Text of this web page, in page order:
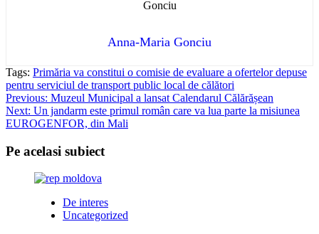
Anna-Maria Gonciu
Tags: Primăria va constitui o comisie de evaluare a ofertelor depuse
pentru serviciul de transport public local de călători
Post
navigation
Previous: Muzeul Municipal a lansat Calendarul Călărășean
Next: Un jandarm este primul român care va lua parte la misiunea
EUROGENFOR, din Mali
Pe acelasi subiect
De interes
Uncategorized